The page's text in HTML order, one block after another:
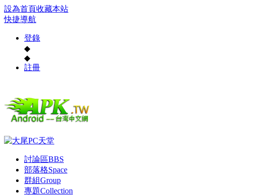
設為首頁收藏本站
快捷導航
登錄
◆
◆
註冊
討論區BBS
部落格Space
群組Group
專題Collection